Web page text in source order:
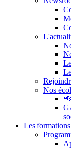
Nos
Les formations